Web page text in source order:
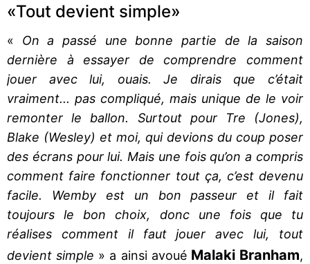
«Tout devient simple»
« On a passé une bonne partie de la saison
dernière à essayer de comprendre comment
jouer avec lui, ouais. Je dirais que c’était
vraiment... pas compliqué, mais unique de le voir
remonter le ballon. Surtout pour Tre (Jones),
Blake (Wesley) et moi, qui devions du coup poser
des écrans pour lui. Mais une fois qu’on a compris
comment faire fonctionner tout ça, c’est devenu
facile. Wemby est un bon passeur et il fait
toujours le bon choix, donc une fois que tu
réalises comment il faut jouer avec lui, tout
devient simple » a ainsi avoué Malaki Branham,